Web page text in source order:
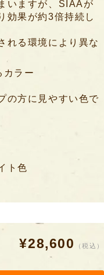
いますが、SIAAが
効果が約3倍持続し
れる環境により異な
カラー
の方に見やすい色で
ト色
¥28,600 （税込）